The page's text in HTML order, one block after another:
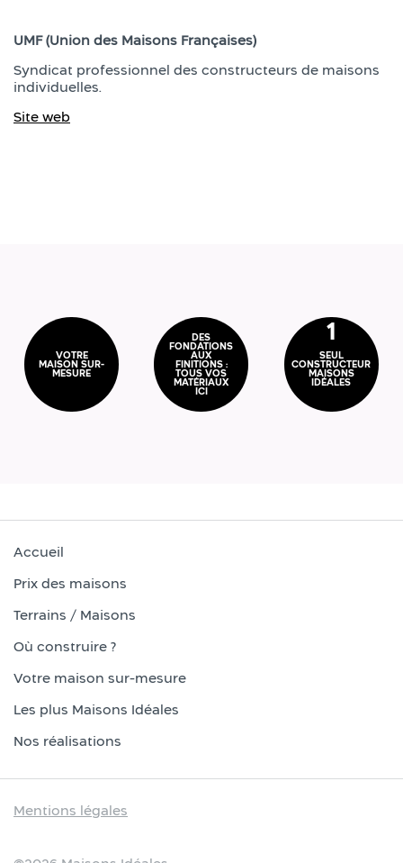
UMF (Union des Maisons Françaises)
Syndicat professionnel des constructeurs de maisons
individuelles.
Site web
VOTRE
MAISON SUR-
MESURE
DES
FONDATIONS
AUX
FINITIONS :
TOUS VOS
MATÉRIAUX
ICI
1
SEUL
CONSTRUCTEUR
MAISONS
IDÉALES
Accueil
Prix des maisons
Terrains / Maisons
Où construire ?
Votre maison sur-mesure
Les plus Maisons Idéales
Nos réalisations
Mentions légales